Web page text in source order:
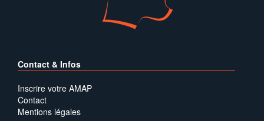
Contact & Infos
Inscrire votre AMAP
Contact
Mentions légales